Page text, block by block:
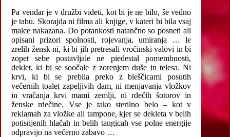
Pa vendar je v družbi videti, kot bi je ne bilo, še vedno
je tabu. Skorajda ni filma ali knjige, v kateri bi bila vsaj
malce nakazana. Do potankosti natančno so posneti ali
opisani prizori spolnosti, rojevanja, umiranja … le
zrelih žensk ni, ki bi jih pretresali vročinski valovi in bi
zopet sebe postavljale ne piedestal pomembnosti,
deklet, ki bi se soočale z zorenjem duše in telesa. Ni
krvi, ki bi se prebila preko z bleščicami posutih
večernih toalet zapeljivih dam, ni menjavanja vložkov
in vračanja krvi mami zemlji, ni rdečih šotorov in
ženske rdečine. Vse je tako sterilno belo – kot v
reklamah za vložke ali tampone, kjer se dekleta v belih
potisnjenih hlačah in belih tangicah vse polne energije
odpravijo na večerno zabavo …